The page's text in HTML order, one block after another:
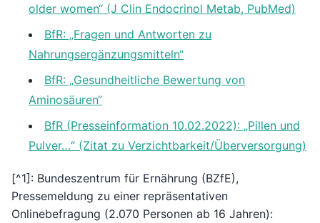
older women“ (J Clin Endocrinol Metab, PubMed)
BfR: „Fragen und Antworten zu
Nahrungsergänzungsmitteln“
BfR: „Gesundheitliche Bewertung von
Aminosäuren“
BfR (Presseinformation 10.02.2022): „Pillen und
Pulver…“ (Zitat zu Verzichtbarkeit/Überversorgung)
[^1]: Bundeszentrum für Ernährung (BZfE),
Pressemeldung zu einer repräsentativen
Onlinebefragung (2.070 Personen ab 16 Jahren):